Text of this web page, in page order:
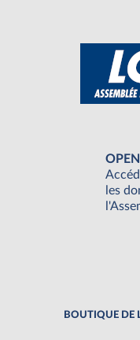
les
BOUTIQUE DE